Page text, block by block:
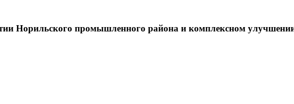
Норильского промышленного района и комплексном